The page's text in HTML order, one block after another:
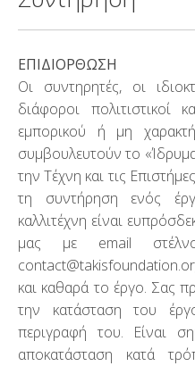
Art Shop
Ψηφιακή Ξενάγηση 360°
Νέα
Επικοινωνία
ΕΠΙΔΙΟΡΘΩΣΗ
Οι συντηρητές, οι
διάφοροι πολιτιστικοί
εμπορικού ή μη
συμβουλευτούν το
την Τέχνη και τις
τη συντήρηση ενός
καλλιτέχνη είναι
μας με email
@tcatnoc
και καθαρά το έργο. Σας
την κατάσταση του
περιγραφή του. Είναι
αποκατάσταση κατά